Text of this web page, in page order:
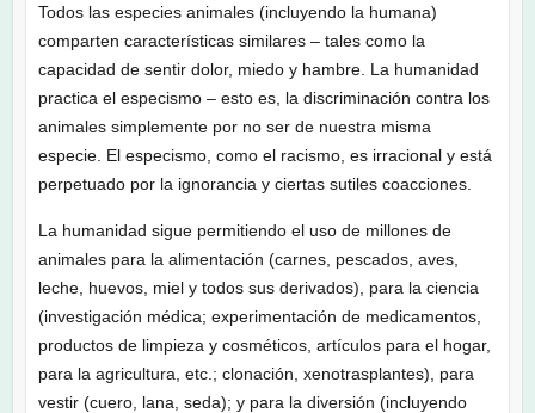
Todos las especies animales (incluyendo la humana)
comparten características similares – tales como la
capacidad de sentir dolor, miedo y hambre. La humanidad
practica el especismo – esto es, la discriminación contra los
animales simplemente por no ser de nuestra misma
especie. El especismo, como el racismo, es irracional y está
perpetuado por la ignorancia y ciertas sutiles coacciones.
La humanidad sigue permitiendo el uso de millones de
animales para la alimentación (carnes, pescados, aves,
leche, huevos, miel y todos sus derivados), para la ciencia
(investigación médica; experimentación de medicamentos,
productos de limpieza y cosméticos, artículos para el hogar,
para la agricultura, etc.; clonación, xenotrasplantes), para
vestir (cuero, lana, seda); y para la diversión (incluyendo